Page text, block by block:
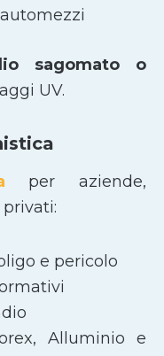
sagomato
o
UV.
per aziende,
e pericolo
Alluminio e